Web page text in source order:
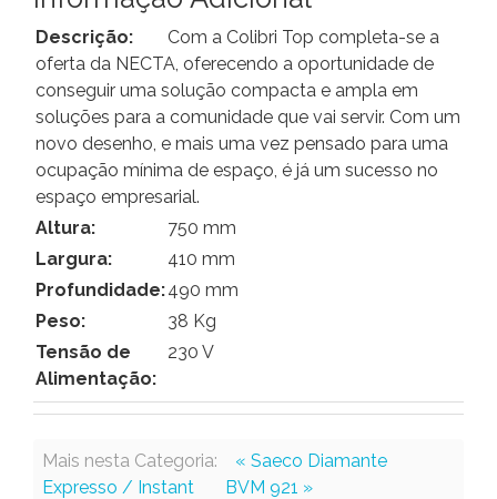
Descrição:
Com a Colibri Top completa-se a
oferta da NECTA, oferecendo a oportunidade de
conseguir uma solução compacta e ampla em
soluções para a comunidade que vai servir. Com um
novo desenho, e mais uma vez pensado para uma
ocupação mínima de espaço, é já um sucesso no
espaço empresarial.
Altura:
750 mm
Largura:
410 mm
Profundidade:490 mm
Peso:
38 Kg
Tensão de
Alimentação:
230 V
Mais nesta Categoria:
« Saeco Diamante
Expresso / Instant
BVM 921 »